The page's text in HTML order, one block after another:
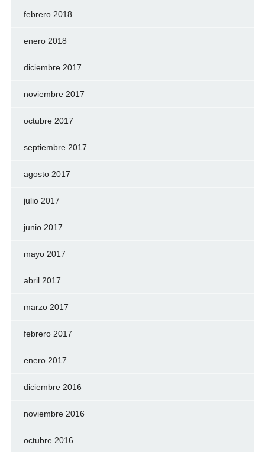
febrero 2018
enero 2018
diciembre 2017
noviembre 2017
octubre 2017
septiembre 2017
agosto 2017
julio 2017
junio 2017
mayo 2017
abril 2017
marzo 2017
febrero 2017
enero 2017
diciembre 2016
noviembre 2016
octubre 2016